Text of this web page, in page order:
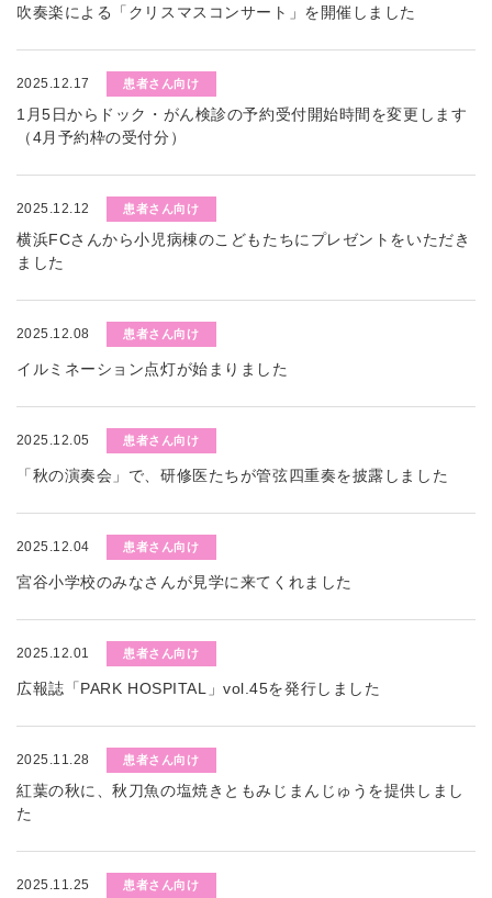
吹奏楽による「クリスマスコンサート」を開催しました
2025.12.17 患者さん向け
1月5日からドック・がん検診の予約受付開始時間を変更します
（4月予約枠の受付分）
2025.12.12 患者さん向け
横浜FCさんから小児病棟のこどもたちにプレゼントをいただき
ました
2025.12.08 患者さん向け
イルミネーション点灯が始まりました
2025.12.05 患者さん向け
「秋の演奏会」で、研修医たちが管弦四重奏を披露しました
2025.12.04 患者さん向け
宮谷小学校のみなさんが見学に来てくれました
2025.12.01 患者さん向け
広報誌「PARK HOSPITAL」vol.45を発行しました
2025.11.28 患者さん向け
紅葉の秋に、秋刀魚の塩焼きともみじまんじゅうを提供しまし
た
2025.11.25 患者さん向け